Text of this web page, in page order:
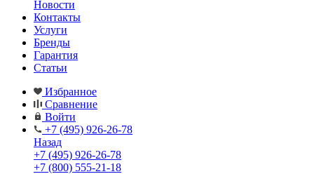
Новости
Контакты
Услуги
Бренды
Гарантия
Статьи
Избранное
Сравнение
Войти
+7 (495) 926-26-78
Назад
+7 (495) 926-26-78
+7 (800) 555-21-18